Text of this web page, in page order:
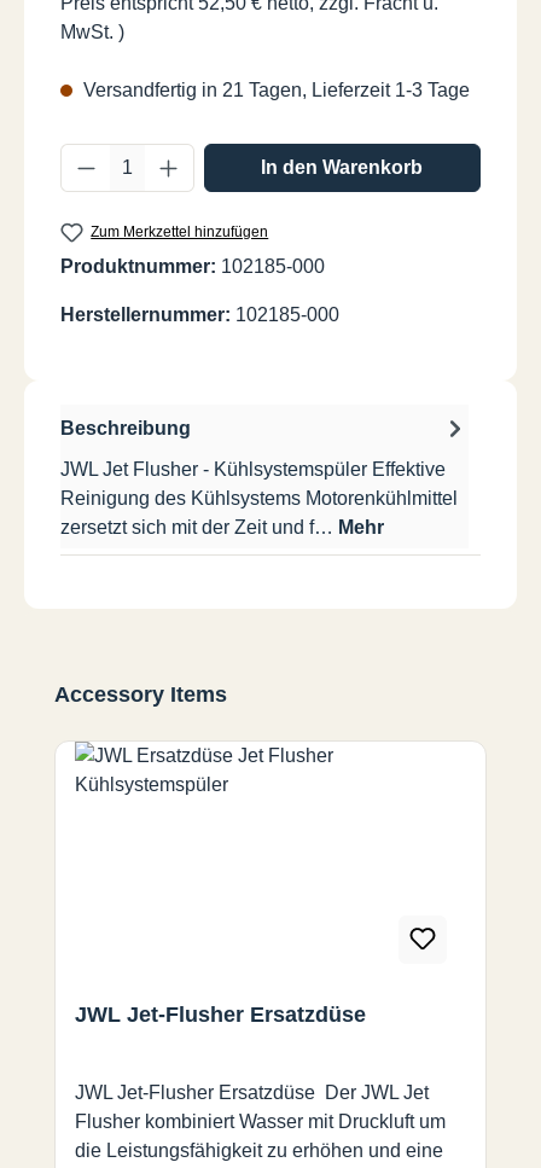
MwSt. )
Versandfertig in 21 Tagen, Lieferzeit 1-3 Tage
Produkt Anzahl: Gib den gewünschten
In den Warenkorb
Zum Merkzettel hinzufügen
Produktnummer: 102185-000
Herstellernummer: 102185-000
Beschreibung
JWL Jet Flusher - Kühlsystemspüler Effektive
Reinigung des Kühlsystems Motorenkühlmittel
zersetzt sich mit der Zeit und f… Mehr
Produktgalerie überspringen
Accessory Items
JWL Jet-Flusher Ersatzdüse
JWL Jet-Flusher Ersatzdüse Der JWL Jet
Flusher kombiniert Wasser mit Druckluft um
die Leistungsfähigkeit zu erhöhen und eine